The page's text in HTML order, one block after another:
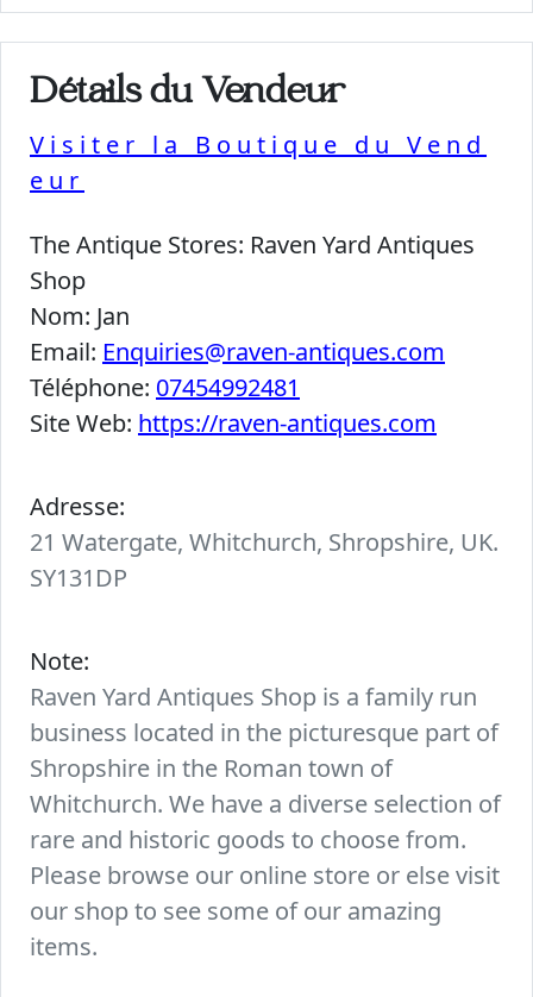
Détails du Vendeur
Visiter la Boutique du Vend
eur
The Antique Stores: Raven Yard Antiques
Shop
Nom: Jan
Email: Enquiries@raven-antiques.com
Téléphone: 07454992481
Site Web: https://raven-antiques.com
Adresse:
21 Watergate, Whitchurch, Shropshire, UK.
SY131DP
Note:
Raven Yard Antiques Shop is a family run
business located in the picturesque part of
Shropshire in the Roman town of
Whitchurch. We have a diverse selection of
rare and historic goods to choose from.
Please browse our online store or else visit
our shop to see some of our amazing
items.